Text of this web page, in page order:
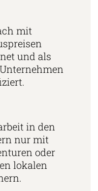
mit
und als
in den
nur mit
oder
lokalen